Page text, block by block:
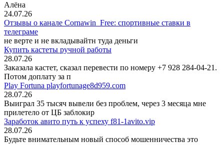
Алёна
24.07.26
Отзывы о канале Cornawin_Free: спортивные ставки в
телеграме
не верте и не вкладывайтн туда деньги
Купить кастеты ручной работы
28.07.26
Заказала кастет, сказал перевести по номеру +7 928 284-04-21.
Потом доплату за п
Play Fortuna playfortunage8d959.com
28.07.26
Выиграл 35 тысяч вывели без проблем, через 3 месяца мне
прилетело от ЦБ заблокир
Заработок авито путь к успеху f81-1avito.vip
28.07.26
Будьте внимательным новый способ мошенничества это